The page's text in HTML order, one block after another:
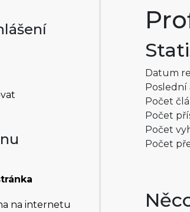
na internetu
Datum
Poslední
Počet
Počet
Počet
Počet